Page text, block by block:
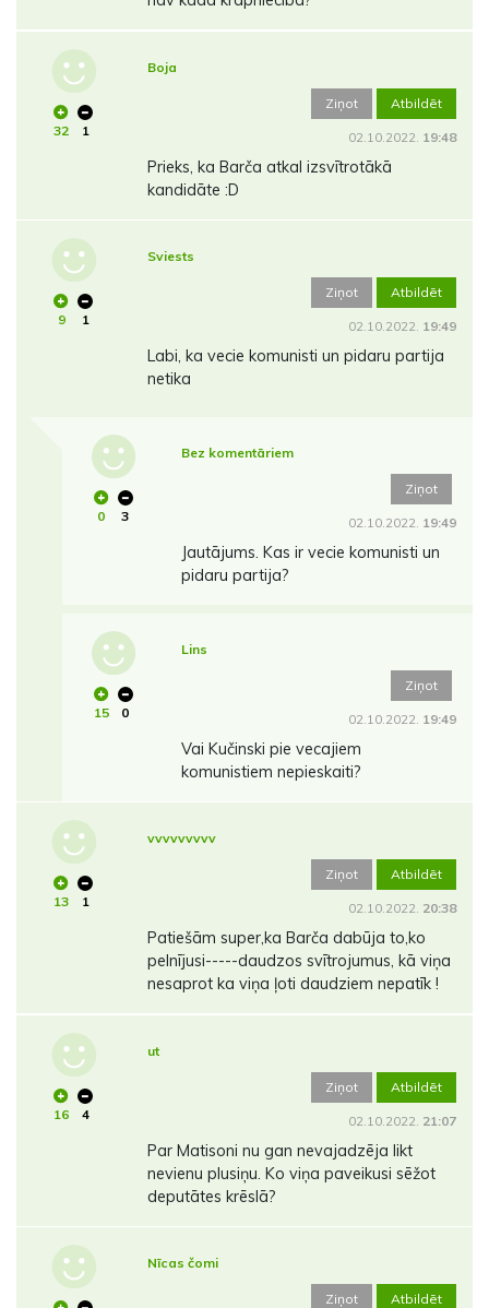
32 1
Boja
Ziņot Atbildēt
02.10.2022. 19:48
Prieks, ka Barča atkal izsvītrotākā
kandidāte :D
9 1
Sviests
Ziņot Atbildēt
02.10.2022. 19:49
Labi, ka vecie komunisti un pidaru partija
netika
0 3
Bez komentāriem
Ziņot
02.10.2022. 19:49
Jautājums. Kas ir vecie komunisti un
pidaru partija?
15 0
Lins
Ziņot
02.10.2022. 19:49
Vai Kučinski pie vecajiem
komunistiem nepieskaiti?
13 1
vvvvvvvvv
Ziņot Atbildēt
02.10.2022. 20:38
Patiešām super,ka Barča dabūja to,ko
pelnījusi-----daudzos svītrojumus, kā viņa
nesaprot ka viņa ļoti daudziem nepatīk !
16 4
ut
Ziņot Atbildēt
02.10.2022. 21:07
Par Matisoni nu gan nevajadzēja likt
nevienu plusiņu. Ko viņa paveikusi sēžot
deputātes krēslā?
Nīcas čomi
Ziņot Atbildēt